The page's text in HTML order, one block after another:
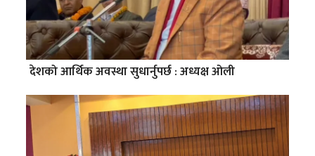
देशको आर्थिक अवस्था सुधार्नुपर्छ : अध्यक्ष ओली